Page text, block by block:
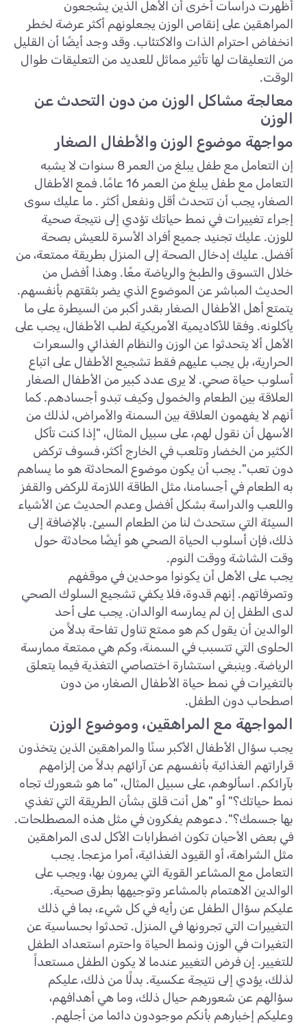
أظهرت دراسات أخرى أن الأهل الذين يشجعون
المراهقين على إنقاص الوزن يجعلونهم أكثر عرضة لخطر
انخفاض احترام الذات والاكتئاب. وقد وجد أيضًا أن القليل
من التعليقات لها تأثير مماثل للعديد من التعليقات طوال
الوقت.
معالجة مشاكل الوزن من دون التحدث عن
الوزن
مواجهة موضوع الوزن والأطفال الصغار
إن التعامل مع طفل يبلغ من العمر 8 سنوات لا يشبه
التعامل مع طفل يبلغ من العمر 16 عامًا. فمع الأطفال
الصغار، يجب أن تتحدث أقل ونفعل أكثر . ما عليك سوى
إجراء تغييرات في نمط حياتك تؤدي إلى نتيجة صحية
للوزن. عليك تجنيد جميع أفراد الأسرة للعيش بصحة
أفضل. عليك إدخال الصحة إلى المنزل بطريقة ممتعة، من
خلال التسوق والطبخ والرياضة معًا. وهذا أفضل من
الحديث المباشر عن الموضوع الذي يضر بثقتهم بأنفسهم.
يتمتع أهل الأطفال الصغار بقدر أكبر من السيطرة على ما
يأكلونه. وفقا للأكاديمية الأمريكية لطب الأطفال، يجب على
الأهل ألا يتحدثوا عن الوزن والنظام الغذائي والسعرات
الحرارية، بل يجب عليهم فقط تشجيع الأطفال على اتباع
أسلوب حياة صحي. لا يرى عدد كبير من الأطفال الصغار
العلاقة بين الطعام والخمول وكيف تبدو أجسادهم. كما
أنهم لا يفهمون العلاقة بين السمنة والأمراض، لذلك من
الأسهل أن نقول لهم، على سبيل المثال، "إذا كنت تأكل
الكثير من الخضار وتلعب في الخارج أكثر، فسوف تركض
دون تعب". يجب أن يكون موضوع المحادثة هو ما يساهم
به الطعام في أجسامنا، مثل الطاقة اللازمة للركض والقفز
واللعب والدراسة بشكل أفضل وعدم الحديث عن الأشياء
السيئة التي ستحدث لنا من الطعام السيئ. بالإضافة إلى
ذلك، فإن أسلوب الحياة الصحي هو أيضًا محادثة حول
وقت الشاشة ووقت النوم.
يجب على الأهل أن يكونوا موحدين في موقفهم
وتصرفاتهم. إنهم قدوة، فلا يكفي تشجيع السلوك الصحي
لدى الطفل إن لم يمارسه الوالدان. يجب على أحد
الوالدين أن يقول كم هو ممتع تناول تفاحة بدلاً من
الحلوى التي تتسبب في السمنة، وكم هي ممتعة ممارسة
الرياضة. وينبغي استشارة اختصاصي التغذية فيما يتعلق
بالتغيرات في نمط حياة الأطفال الصغار، من دون
اصطحاب دون الطفل.
المواجهة مع المراهقين، وموضوع الوزن
يجب سؤال الأطفال الأكبر سنًا والمراهقين الذين يتخذون
قراراتهم الغذائية بأنفسهم عن آرائهم بدلاً من إلزامهم
بآرائكم. اسألوهم، على سبيل المثال، "ما هو شعورك تجاه
نمط حياتك؟" أو "هل أنت قلق بشأن الطريقة التي تغذي
بها جسمك؟". دعوهم يفكرون في مثل هذه المصطلحات.
في بعض الأحيان تكون اضطرابات الأكل لدى المراهقين
مثل الشراهة، أو القيود الغذائية، أمرا مزعجا. يجب
التعامل مع المشاعر القوية التي يمرون بها، ويجب على
الوالدين الاهتمام بالمشاعر وتوجيهها بطرق صحية.
عليكم سؤال الطفل عن رأيه في كل شيء، بما في ذلك
التغييرات التي تجرونها في المنزل. تحدثوا بحساسية عن
التغيرات في الوزن ونمط الحياة واحترم استعداد الطفل
للتغيير. إن فرض التغيير عندما لا يكون الطفل مستعداً
لذلك، يؤدي إلى نتيجة عكسية. بدلًا من ذلك، عليكم
سؤالهم عن شعورهم حيال ذلك، وما هي أهدافهم،
وعليكم إخبارهم بأنكم موجودون دائما من أجلهم.